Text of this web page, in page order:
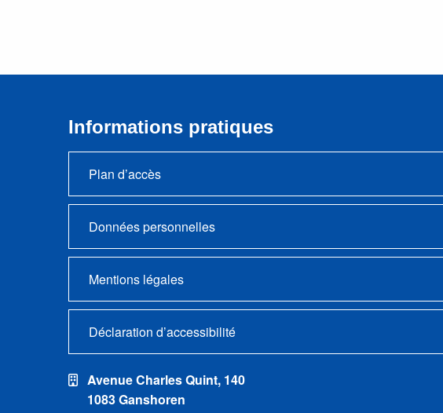
Informations pratiques
Plan d’accès
Données personnelles
Mentions légales
Déclaration d’accessibilité
Avenue Charles Quint, 140
1083 Ganshoren